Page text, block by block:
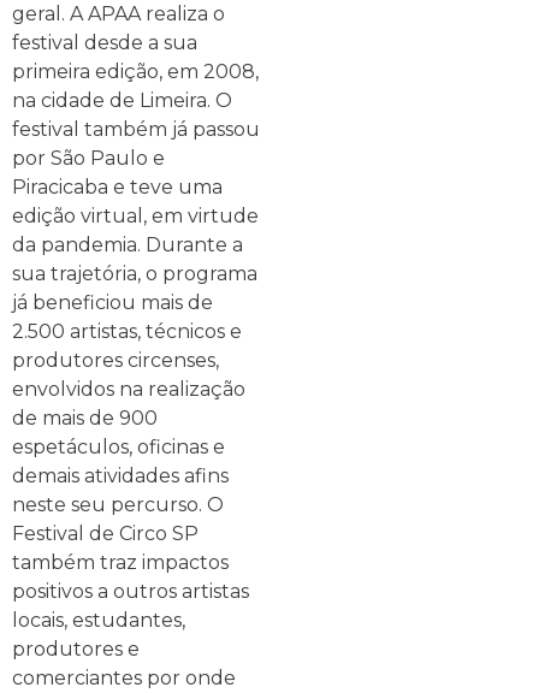
geral. A APAA realiza o
festival desde a sua
primeira edição, em 2008,
na cidade de Limeira. O
festival também já passou
por São Paulo e
Piracicaba e teve uma
edição virtual, em virtude
da pandemia. Durante a
sua trajetória, o programa
já beneficiou mais de
2.500 artistas, técnicos e
produtores circenses,
envolvidos na realização
de mais de 900
espetáculos, oficinas e
demais atividades afins
neste seu percurso. O
Festival de Circo SP
também traz impactos
positivos a outros artistas
locais, estudantes,
produtores e
comerciantes por onde